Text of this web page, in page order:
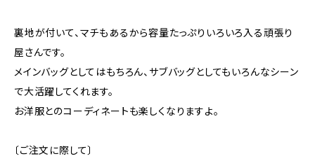
裏地が付いて、マチもあるから容量たっぷりいろいろ入る頑張り
屋さんです。
メインバッグとしてはもちろん、サブバッグとしてもいろんなシーン
で大活躍してくれます。
お洋服とのコーディネートも楽しくなりますよ。
〔ご注文に際して〕